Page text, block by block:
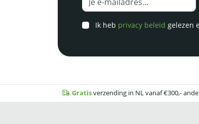
Ik heb privacy beleid gelezen
Gratisverzending in NL vanaf €300,-